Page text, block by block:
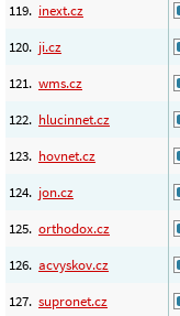
119. inext.cz
120. ji.cz
121. wms.cz
122. hlucinnet.cz
123. hovnet.cz
124. jon.cz
125. orthodox.cz
126. acvyskov.cz
127. supronet.cz